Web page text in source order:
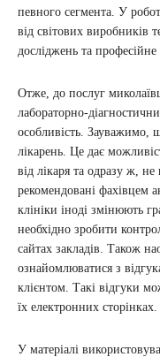
певного сегмента. У
від світових виробників
досліджень та
Отже, до послуг
лабораторно-
особливість. Зауважимо,
лікарень. Це дає
від лікаря та одразу ж,
рекомендовані фахівцем
клініки іноді змінюють
необхідно зробити
сайтах закладів. Також
ознайомлюватися з
клієнтом. Такі відгуки
їх електронних сторінках.
У матеріалі